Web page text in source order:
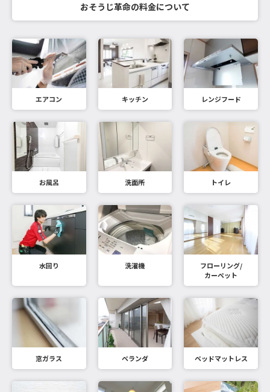
おそうじ革命の料金について
エアコン キッチン レンジフード
お風呂 洗面所 トイレ
水回り 洗濯機
フローリング/
カーペット
窓ガラス ベランダ ベッドマットレス